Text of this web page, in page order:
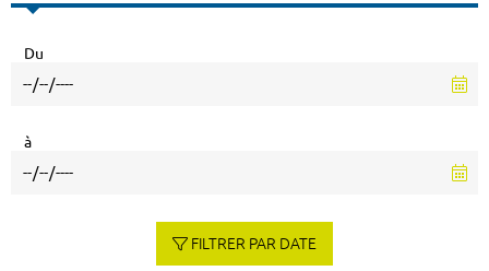
Du
à
FILTRER PAR DATE